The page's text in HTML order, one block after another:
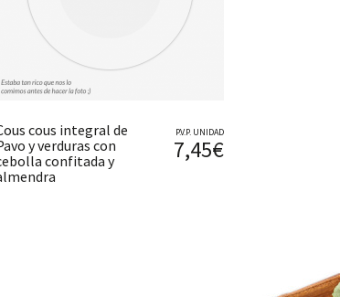
cous integral de
y verduras con
confitada y
P.V.P. UNIDAD
7,45€